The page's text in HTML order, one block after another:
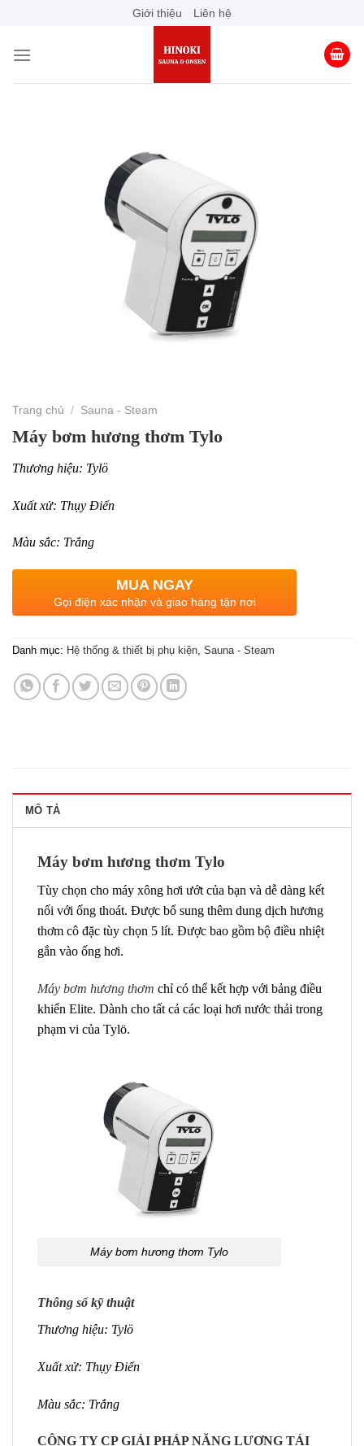
content
Giới thiệu Liên hệ
Trang chủ / Sauna - Steam
Máy bơm hương thơm Tylo
Thương hiệu: Tylö
Xuất xử: Thụy Điển
Màu sắc: Trắng
MUA NGAY
Gọi điện xác nhận và giao hàng tận nơi
Danh mục: Hệ thống & thiết bị phụ kiện, Sauna - Steam
MÔ TẢ
Máy bơm hương thơm Tylo
Tùy chọn cho máy xông hơi ướt của bạn và dễ dàng kết
nối với ống thoát. Được bổ sung thêm dung dịch hương
thơm cô đặc tùy chọn 5 lít. Được bao gồm bộ điều nhiệt
gắn vào ống hơi.
Máy bơm hương thơm chỉ có thể kết hợp với bảng điều
khiển Elite. Dành cho tất cả các loại hơi nước thải trong
phạm vi của Tylö.
Máy bơm hương thơm Tylo
Thông số kỹ thuật
Thương hiệu: Tylö
Xuất xử: Thụy Điển
Màu sắc: Trắng
CÔNG TY CP GIẢI PHÁP NĂNG LƯỢNG TÁI